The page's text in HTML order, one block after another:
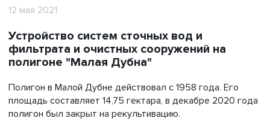
#дноуглубление
#инженерные изыскания
#контейнер тко
#импортозамещение
#нефтегазовый комплекс
#пластиковая тара
#природоохранные сооружения
#полиэтиленовые трубы
#поздравляем
12 мая 2021
Устройство систем сточных вод и
фильтрата и очистных сооружений на
полигоне "Малая Дубна"
Полигон в Малой Дубне действовал с 1958 года. Его
площадь составляет 14,75 гектара, в декабре 2020 года
полигон был закрыт на рекультивацию.